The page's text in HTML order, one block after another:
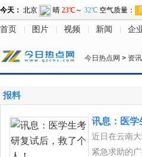
首页 图片 视频 新闻 企
今日热点网 > 资讯
报料
讯息：医学
近日在云南
紧急求助的